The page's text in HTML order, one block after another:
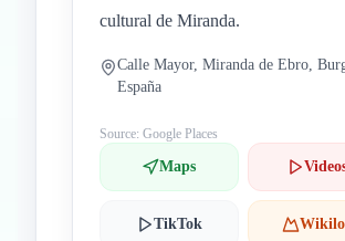
cultural de Miranda.
Calle Mayor, Miranda de Ebro,
España
Source: Google Places
Maps
TikTok